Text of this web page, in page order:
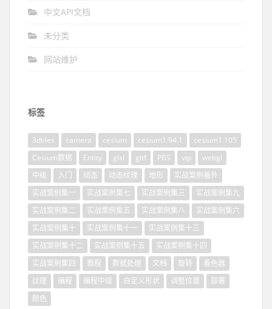
中文API文档
未分类
网站维护
标签
3dtiles camera cesium cesium1.94.1
cesium1.105
Cesium数据
Entity glsl gltf PBS vip
webgl
中级
入门 动态 动态纹理 地形
实战案例番外
实战案例集一
实战案例集七 实战案例集三
实战案例集九
实战案例集二
实战案例集五 实战案例集八
实战案例集六
实战案例集十
实战案例集十一
实战案例集十三
实战案例集十二
实战案例集十五
实战案例集十四
实战案例集四
教程 数据处理 文档 旋转
着色器
纹理
编程 编程中级 自定义形状 调整位置
部署
颜色